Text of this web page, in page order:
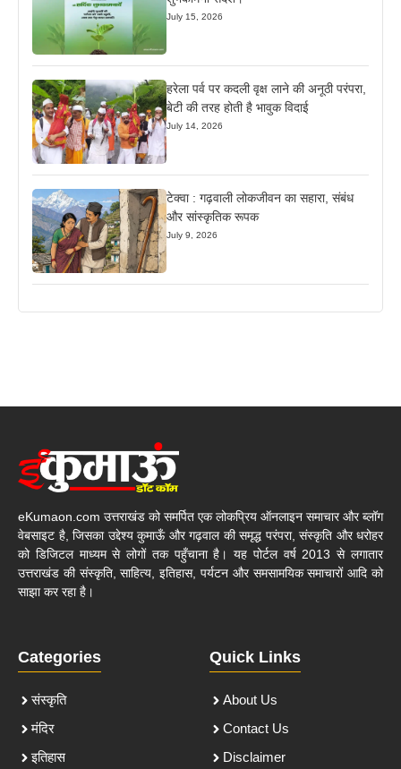
July 15, 2026
हरेला पर्व पर कदली वृक्ष लाने की अनूठी परंपरा,
बेटी की तरह होती है भावुक विदाई
July 14, 2026
टेक्वा : गढ़वाली लोकजीवन का सहारा, संबंध
और सांस्कृतिक रूपक
July 9, 2026
eKumaon.com उत्तराखंड को समर्पित एक लोकप्रिय ऑनलाइन समाचार और ब्लॉग
वेबसाइट है, जिसका उद्देश्य कुमाऊँ और गढ़वाल की समृद्ध परंपरा, संस्कृति और धरोहर
को डिजिटल माध्यम से लोगों तक पहुँचाना है। यह पोर्टल वर्ष 2013 से लगातार
उत्तराखंड की संस्कृति, साहित्य, इतिहास, पर्यटन और समसामयिक समाचारों आदि को
साझा कर रहा है।
Categories
संस्कृति
मंदिर
इतिहास
Quick Links
About Us
Contact Us
Disclaimer